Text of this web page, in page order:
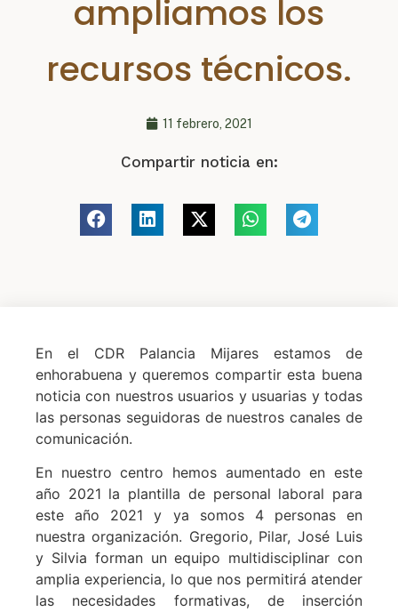
ampliamos los
recursos técnicos.
11 febrero, 2021
Compartir noticia en:
En el CDR Palancia Mijares estamos de
enhorabuena y queremos compartir esta buena
noticia con nuestros usuarios y usuarias y todas
las personas seguidoras de nuestros canales de
comunicación.
En nuestro centro hemos aumentado en este
año 2021 la plantilla de personal laboral para
este año 2021 y ya somos 4 personas en
nuestra organización. Gregorio, Pilar, José Luis
y Silvia forman un equipo multidisciplinar con
amplia experiencia, lo que nos permitirá atender
las necesidades formativas, de inserción